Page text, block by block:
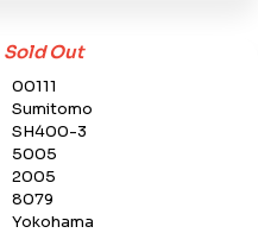
Sold Out
00111
Sumitomo
SH400-3
5005
2005
8079
Yokohama